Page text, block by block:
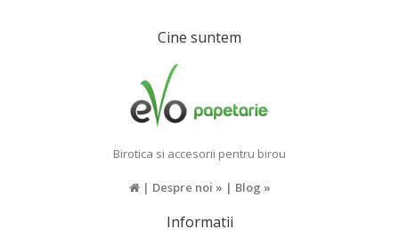
Cine suntem
Birotica si accesorii pentru birou
| Despre noi » | Blog »
Informatii